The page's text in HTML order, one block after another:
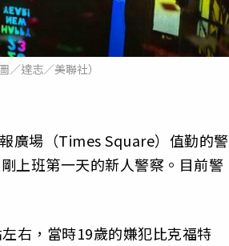
達志／美聯社）
廣場（Times Square）值勤的警
上班第一天的新人警察。目前警
右，當時19歲的嫌犯比克福特